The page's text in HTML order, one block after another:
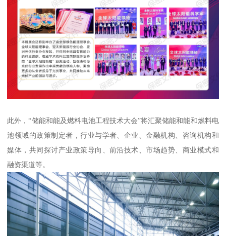
此外，“储能和能及燃料电池工程技术大会”将汇聚储能和能和燃料电
池领域的政策制定者，行业与学者、企业、金融机构、咨询机构和
媒体，共同探讨产业政策导向、前沿技术、市场趋势、商业模式和
融资渠道等。